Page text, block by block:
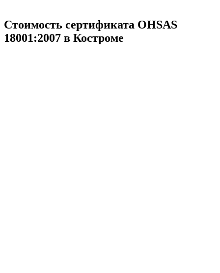
Стоимость сертификата OHSAS
18001:2007 в Костроме